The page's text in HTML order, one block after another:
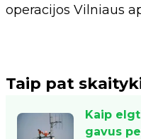
operacijos Vilniaus
Taip pat
Kaip
gavus